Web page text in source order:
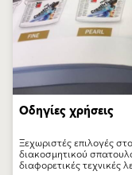
Οδηγίες χρήσεις
Ξεχωριστές επιλογές
διακοσμητικού
διαφορετικές τεχνικές